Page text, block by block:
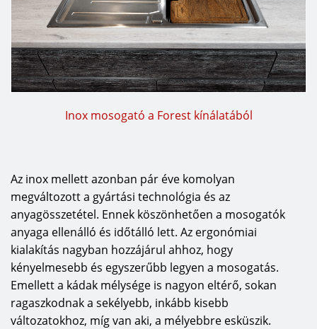
Inox mosogató a Forest kínálatából
Az inox mellett azonban pár éve komolyan
megváltozott a gyártási technológia és az
anyagösszetétel. Ennek köszönhetően a mosogatók
anyaga ellenálló és időtálló lett. Az ergonómiai
kialakítás nagyban hozzájárul ahhoz, hogy
kényelmesebb és egyszerűbb legyen a mosogatás.
Emellett a kádak mélysége is nagyon eltérő, sokan
ragaszkodnak a sekélyebb, inkább kisebb
változatokhoz, míg van aki, a mélyebbre esküszik.